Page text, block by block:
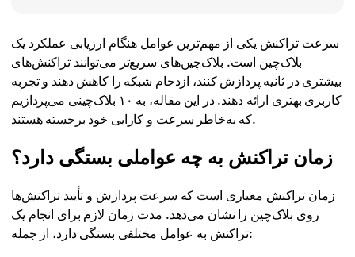
سرعت تراکنش یکی از مهم‌ترین عوامل هنگام ارزیابی عملکرد یک
بلاک‌چین است. بلاک‌چین‌های سریع‌تر می‌توانند تراکنش‌های
بیشتری در ثانیه پردازش کنند، ازدحام شبکه را کاهش دهند و تجربه
کاربری بهتری ارائه دهند. در این مقاله، به ۱۰ بلاک‌چینی می‌پردازیم
که به‌خاطر سرعت و کارایی خود برجسته هستند.
زمان تراکنش به چه عواملی بستگی دارد؟
زمان تراکنش معیاری است که سرعت پردازش و تأیید تراکنش‌ها
روی بلاک‌چین را نشان می‌دهد. مدت زمان لازم برای انجام یک
تراکنش به عوامل مختلفی بستگی دارد، از جمله: